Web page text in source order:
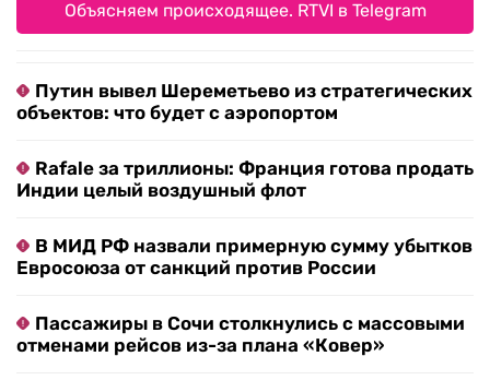
Объясняем происходящее. RTVI в Telegram
Путин вывел Шереметьево из стратегических
объектов: что будет с аэропортом
Rafale за триллионы: Франция готова продать
Индии целый воздушный флот
В МИД РФ назвали примерную сумму убытков
Евросоюза от санкций против России
Пассажиры в Сочи столкнулись с массовыми
отменами рейсов из-за плана «Ковер»